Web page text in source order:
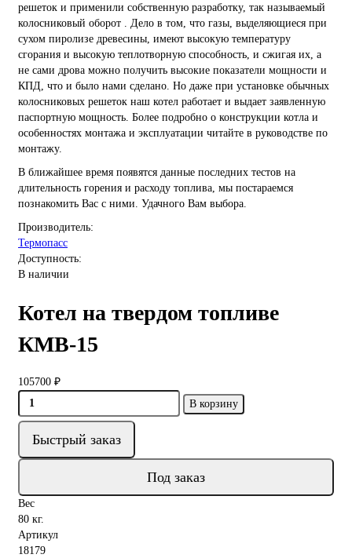
решеток и применили собственную разработку, так называемый
колосниковый оборот . Дело в том, что газы, выделяющиеся при
сухом пиролизе древесины, имеют высокую температуру
сгорания и высокую теплотворную способность, и сжигая их, а
не сами дрова можно получить высокие показатели мощности и
КПД, что и было нами сделано. Но даже при установке обычных
колосниковых решеток наш котел работает и выдает заявленную
паспортную мощность. Более подробно о конструкции котла и
особенностях монтажа и эксплуатации читайте в руководстве по
монтажу.
В ближайшее время появятся данные последних тестов на
длительность горения и расходу топлива, мы постараемся
познакомить Вас с ними. Удачного Вам выбора.
Производитель:
Термопасс
Доступность:
В наличии
Котел на твердом топливе
КМВ-15
105700 ₽
В корзину
Быстрый заказ
Под заказ
Вес
80 кг.
Артикул
18179